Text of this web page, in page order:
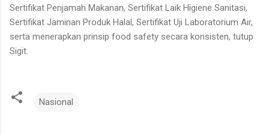
Sertifikat Penjamah Makanan, Sertifikat Laik Higiene Sanitasi,
Sertifikat Jaminan Produk Halal, Sertifikat Uji Laboratorium Air,
serta menerapkan prinsip food safety secara konsisten, tutup
Sigit.
Nasional